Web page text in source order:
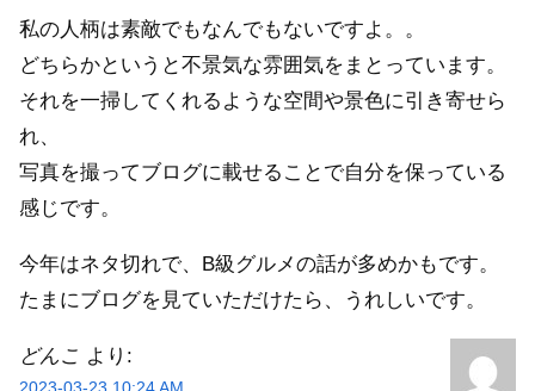
私の人柄は素敵でもなんでもないですよ。。
どちらかというと不景気な雰囲気をまとっています。
それを一掃してくれるような空間や景色に引き寄せら
れ、
写真を撮ってブログに載せることで自分を保っている
感じです。
今年はネタ切れで、B級グルメの話が多めかもです。
たまにブログを見ていただけたら、うれしいです。
どんこ より: